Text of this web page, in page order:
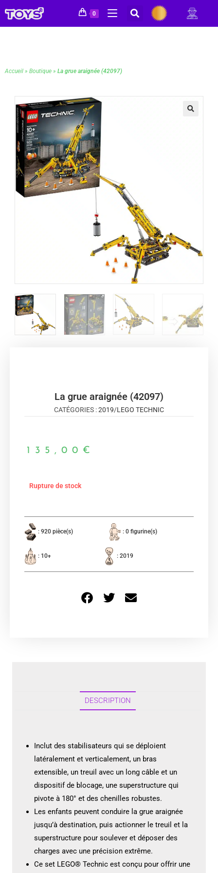
0
Accueil » Boutique » La grue araignée (42097)
La grue araignée (42097)
CATÉGORIES :2019/LEGO TECHNIC
135,00 €
Rupture de stock
: 920 pièce(s) : 0 figurine(s)
: 10+ : 2019
DESCRIPTION
Inclut des stabilisateurs qui se déploient
latéralement et verticalement, un bras
extensible, un treuil avec un long câble et un
dispositif de blocage, une superstructure qui
pivote à 180° et des chenilles robustes.
Les enfants peuvent conduire la grue araignée
jusqu’à destination, puis actionner le treuil et la
superstructure pour soulever et déposer des
charges avec une précision extrême.
Ce set LEGO® Technic est conçu pour offrir une